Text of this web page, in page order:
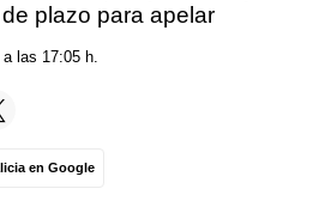
plazo para apelar
las 17:05 h.
en Google